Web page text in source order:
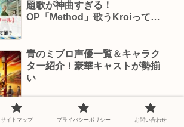
題歌が神曲すぎる！
OP「Method」歌うKroiって
青のミブロ声優一覧＆キャラク
ター紹介！豪華キャストが勢揃
い
キャッツアイ2025新作｜相関
サイトマップ プライバシーポリシー お問い合わせ